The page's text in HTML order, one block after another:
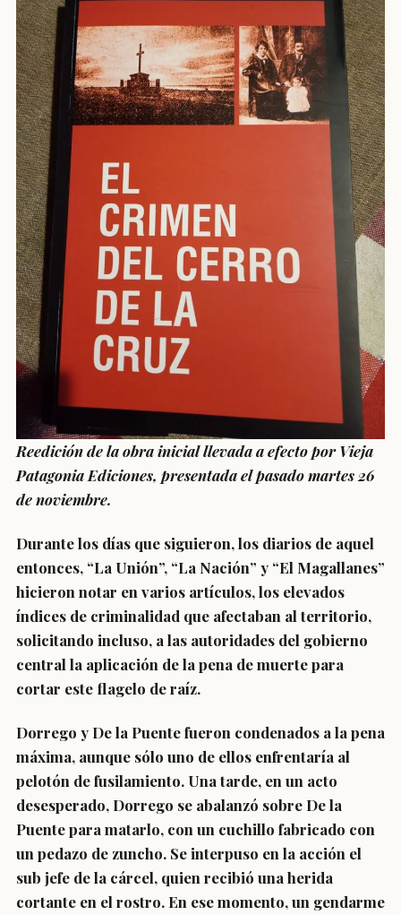
Reedición de la obra inicial llevada a efecto por Vieja
Patagonia Ediciones, presentada el pasado martes 26
de noviembre.
Durante los días que siguieron, los diarios de aquel
entonces, “La Unión”, “La Nación” y “El Magallanes”
hicieron notar en varios artículos, los elevados
índices de criminalidad que afectaban al territorio,
solicitando incluso, a las autoridades del gobierno
central la aplicación de la pena de muerte para
cortar este flagelo de raíz.
Dorrego y De la Puente fueron condenados a la pena
máxima, aunque sólo uno de ellos enfrentaría al
pelotón de fusilamiento. Una tarde, en un acto
desesperado, Dorrego se abalanzó sobre De la
Puente para matarlo, con un cuchillo fabricado con
un pedazo de zuncho. Se interpuso en la acción el
sub jefe de la cárcel, quien recibió una herida
cortante en el rostro. En ese momento, un gendarme